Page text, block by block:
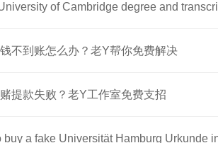
of Cambridge degree and
不到账怎么办？老Y帮你免费解决
提款失败？老Y工作室免费支招
buy a fake Universität Hamburg Urkunde